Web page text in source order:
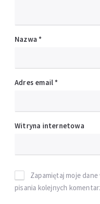
Nazwa *
Adres email *
Witryna internetowa
Zapamiętaj moje
pisania kolejnych